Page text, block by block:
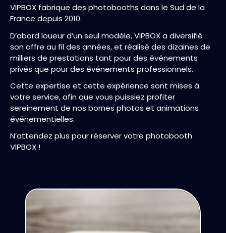
VIPBOX fabrique des photobooths dans le Sud de la
France depuis 2010.
D’abord loueur d’un seul modèle, VIPBOX a diversifié
son offre au fil des années, et réalisé des dizaines de
milliers de prestations tant pour des événements
privés que pour des événements professionnels.
Cette expertise et cette expérience sont mises à
votre service, afin que vous puissiez profiter
sereinement de nos bornes photos et animations
événementielles.
N’attendez plus pour réserver votre photobooth
VIPBOX !